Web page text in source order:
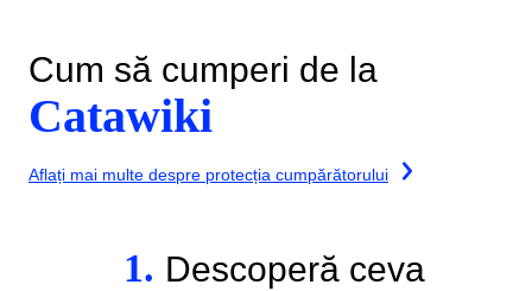
Cum să cumperi de la
Catawiki
Aflați mai multe despre protecția cumpărătorului
1. Descoperă ceva